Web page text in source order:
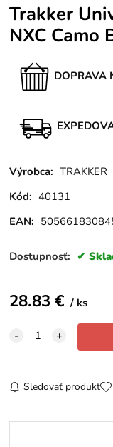
Trakker
NXC Camo
DOPRAVA
Výrobca: TRAKKER
Kód: 40131
EAN:
Dostupnosť:
28.83 € ks
Sledovať produkt